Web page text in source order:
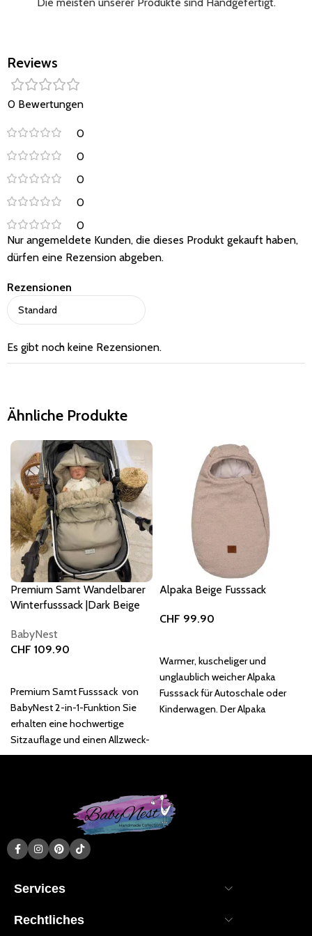
Reviews
0 Bewertungen
0
0
0
0
0
Rezensionen
Es gibt noch keine Rezensionen.
Nur angemeldete Kunden, die dieses Produkt gekauft haben,
dürfen eine Rezension abgeben.
Ähnliche Produkte
Premium Samt Wandelbarer
Winterfusssack |Dark Beige
BabyNest
CHF 109.90
Premium Samt Fusssack von
BabyNest 2-in-1-Funktion Sie
erhalten eine hochwertige
Sitzauflage und einen Allzweck-
Fusssack in einem. Schützen
Alpaka Beige Fusssack
CHF 99.90
Warmer, kuscheliger und
unglaublich weicher Alpaka
Fusssack für Autoschale oder
Kinderwagen. Der Alpaka
Services
Rechtliches